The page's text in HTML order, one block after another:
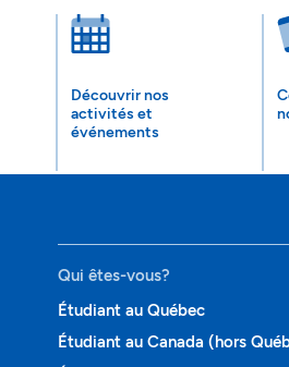
Découvrir nos
activités et
événements
Qui êtes-vous?
Étudiant au Québec
Étudiant au Canada (hors